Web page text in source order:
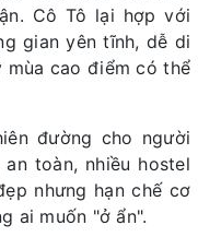
Cô Tô lại hợp với
gian yên tĩnh, dễ di
mùa cao điểm có thể
đường cho người
toàn, nhiều hostel
nhưng hạn chế cơ
ai muốn "ở ẩn".